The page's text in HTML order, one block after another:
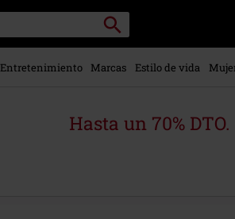
Buscar
Entretenimiento Marcas Estilo de vida
Hasta un 70%